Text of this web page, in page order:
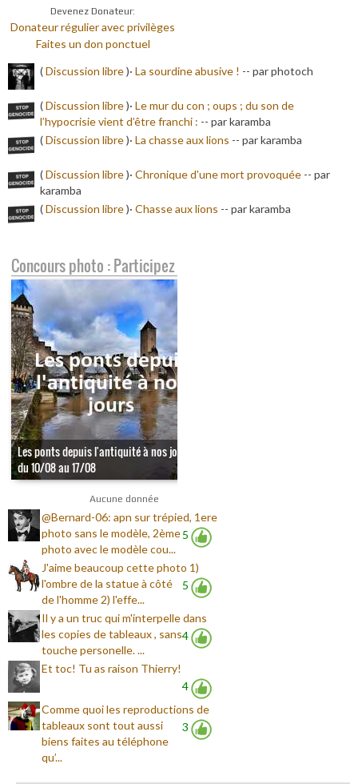
Devenez Donateur:
Donateur régulier avec privilèges
Faites un don ponctuel
(Discussion libre)· La sourdine abusive ! -- par photoch
(Discussion libre)· Le mur du con ; oups ; du son de
l’hypocrisie vient d’être franchi : -- par karamba
(Discussion libre)· La chasse aux lions -- par karamba
(Discussion libre)· Chronique d'une mort provoquée -- par
karamba
(Discussion libre)· Chasse aux lions -- par karamba
Concours photo : Participez
Les ponts depuis l'antiquité à nos jours -
du 10/08 au 17/08
Aucune donnée
5
@Bernard-06: apn sur trépied, 1ere
photo sans le modèle, 2ème
photo avec le modèle cou...
5
J'aime beaucoup cette photo 1)
l'ombre de la statue à côté
de l'homme 2) l'effe...
4
Il y a un truc qui m'interpelle dans
les copies de tableaux , sans
touche personelle. ...
4
Et toc! Tu as raison Thierry!
3
Comme quoi les reproductions de
tableaux sont tout aussi
biens faites au téléphone
qu’...